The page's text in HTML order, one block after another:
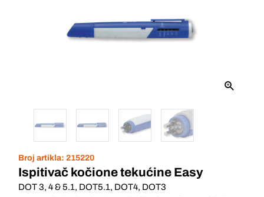
Broj artikla: 215220
Ispitivač kočione tekućine Easy
DOT 3, 4 & 5.1, DOT5.1, DOT4, DOT3